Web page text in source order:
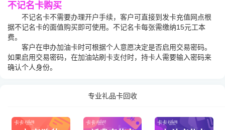
不记名卡购买
不记名卡不需要办理开户手续，客户可直接到发卡充值网点根
据不记名卡的面值购买即可使用。不记名卡每张需缴纳15元工本
费。
客户在申办加油卡时可根据个人意愿决定是否启用交易密码。
如果启用交易密码，在加油站刷卡支付时，持卡人需要输入密码来
确认个人身份。
专业礼品卡回收